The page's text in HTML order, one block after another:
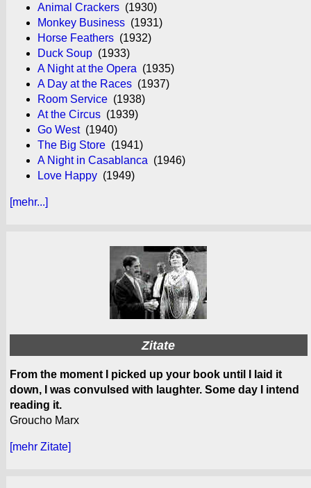
Animal Crackers(1930)
Monkey Business(1931)
Horse Feathers(1932)
Duck Soup(1933)
A Night at the Opera (1935)
A Day at the Races(1937)
Room Service(1938)
At the Circus(1939)
Go West(1940)
The Big Store(1941)
A Night in Casablanca (1946)
Love Happy(1949)
[mehr...]
Zitate
From the moment I picked up your book until I laid it
down, I was convulsed with laughter. Some day I intend
reading it.
Groucho Marx
[mehr Zitate]